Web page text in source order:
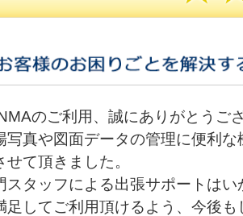
のご利用、誠にありがとうご
写真や図面データの管理に便利
せて頂きました。
スタッフによる出張サポートはい
足してご利用頂けるよう、今後